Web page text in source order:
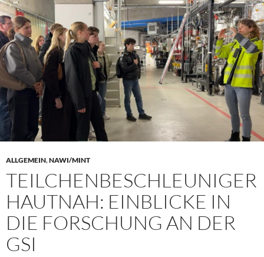
ALLGEMEIN,NAWI/MINT
TEILCHENBESCHLEUNIGER
HAUTNAH: EINBLICKE IN
DIE FORSCHUNG AN DER
GSI